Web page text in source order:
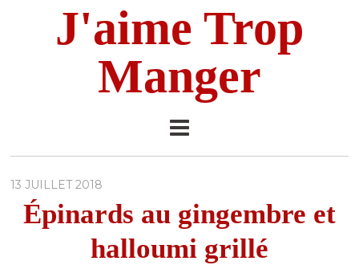
J'aime Trop
Manger
13 JUILLET 2018
Épinards au gingembre et
halloumi grillé